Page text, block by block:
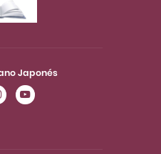
Japonés